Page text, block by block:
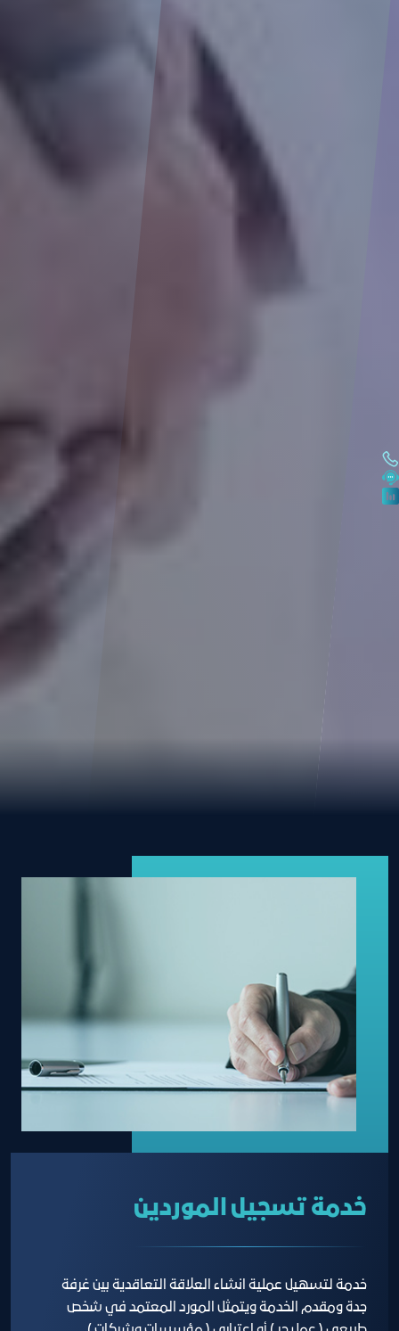
خدمة تسجيل الموردين
خدمة لتسهيل عملية انشاء العلاقة التعاقدية بين غرفة
جدة ومقدم الخدمة ويتمثل المورد المعتمد في شخص